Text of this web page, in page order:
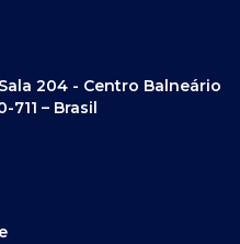
204 - Centro Balneário
711 – Brasil